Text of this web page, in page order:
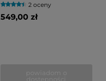
baterii) BLACK
2 oceny
549,00 zł